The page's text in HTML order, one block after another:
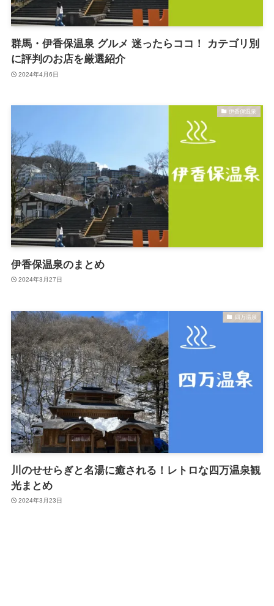
群馬・伊香保温泉 グルメ 迷ったらココ！ カテゴリ別
に評判のお店を厳選紹介
2024年4月6日
伊香保温泉
伊香保温泉のまとめ
2024年3月27日
四万温泉
川のせせらぎと名湯に癒される！レトロな四万温泉観
光まとめ
2024年3月23日